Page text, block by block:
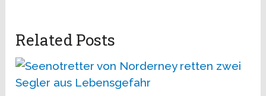
Related Posts